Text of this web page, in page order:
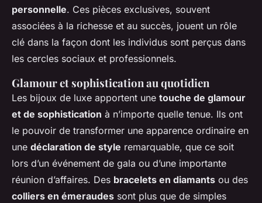
personnelle. Ces pièces exclusives, souvent
associées à la richesse et au succès, jouent un rôle
clé dans la façon dont les individus sont perçus dans
les cercles sociaux et professionnels.
Glamour et sophistication au quotidien
Les bijoux de luxe apportent une touche de glamour
et de sophistication à n’importe quelle tenue. Ils ont
le pouvoir de transformer une apparence ordinaire en
une déclaration de style remarquable, que ce soit
lors d’un événement de gala ou d’une importante
réunion d’affaires. Des bracelets en diamants ou des
colliers en émeraudes sont plus que de simples